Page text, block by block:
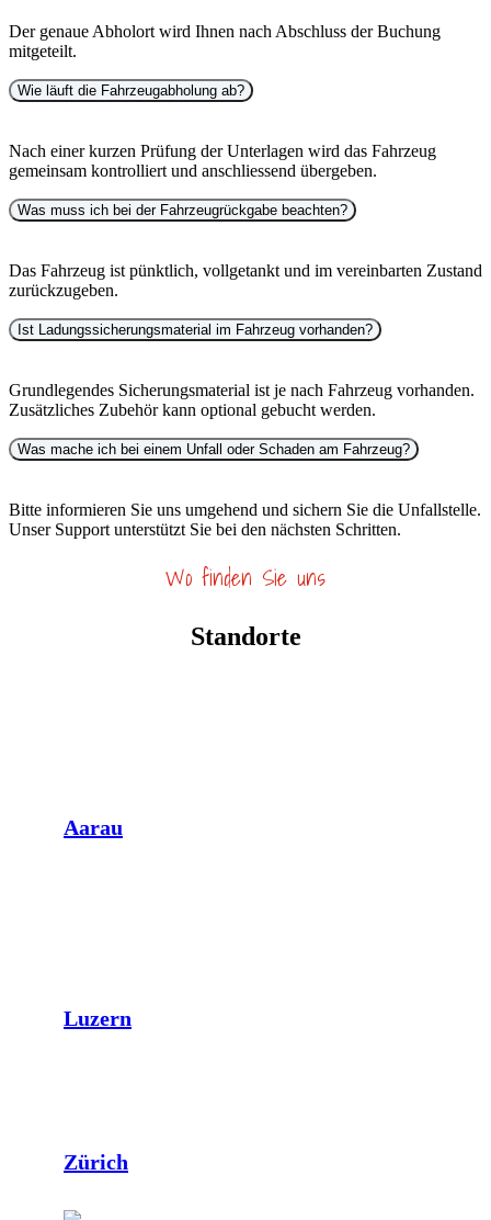
Der genaue Abholort wird Ihnen nach Abschluss der Buchung
mitgeteilt.
Wie läuft die Fahrzeugabholung ab?
Nach einer kurzen Prüfung der Unterlagen wird das Fahrzeug
gemeinsam kontrolliert und anschliessend übergeben.
Was muss ich bei der Fahrzeugrückgabe beachten?
Das Fahrzeug ist pünktlich, vollgetankt und im vereinbarten Zustand
zurückzugeben.
Ist Ladungssicherungsmaterial im Fahrzeug vorhanden?
Grundlegendes Sicherungsmaterial ist je nach Fahrzeug vorhanden.
Zusätzliches Zubehör kann optional gebucht werden.
Was mache ich bei einem Unfall oder Schaden am Fahrzeug?
Bitte informieren Sie uns umgehend und sichern Sie die Unfallstelle.
Unser Support unterstützt Sie bei den nächsten Schritten.
Wo finden Sie uns
Standorte
Aarau
Luzern
Zürich